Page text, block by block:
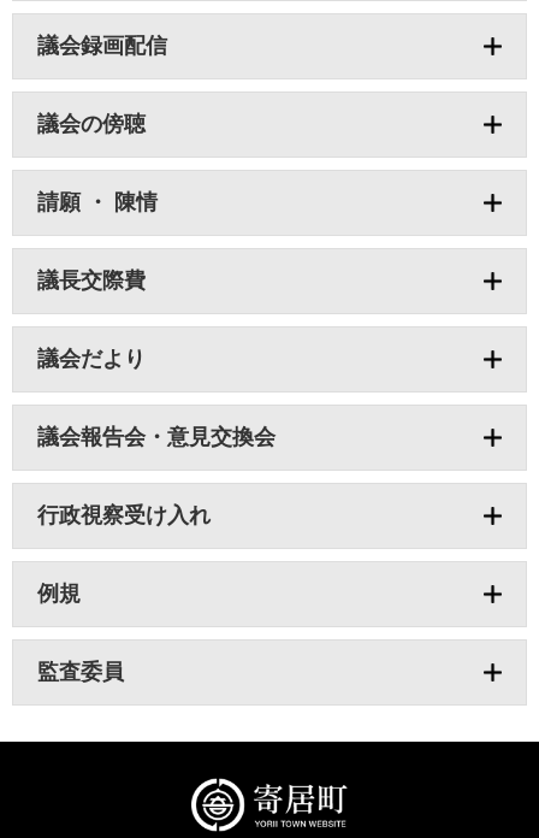
議会録画配信
議会の傍聴
請願 ・ 陳情
議長交際費
議会だより
議会報告会・意見交換会
行政視察受け入れ
例規
監査委員